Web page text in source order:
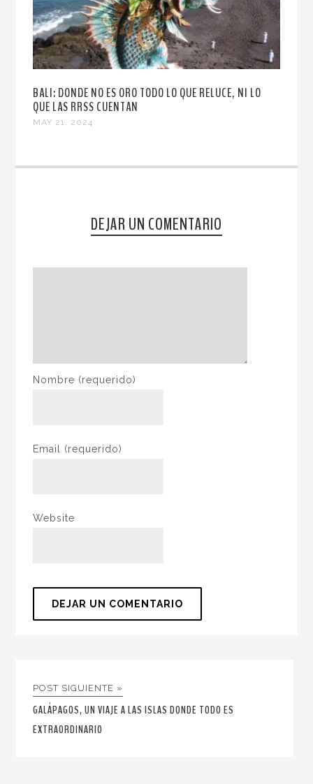
BALI: DONDE NO ES ORO TODO LO QUE RELUCE, NI LO
QUE LAS RRSS CUENTAN
MAY 21, 2024
DEJAR UN COMENTARIO
Nombre (requerido)
Email (requerido)
Website
POST SIGUIENTE »
GALÁPAGOS, UN VIAJE A LAS ISLAS DONDE TODO ES
EXTRAORDINARIO